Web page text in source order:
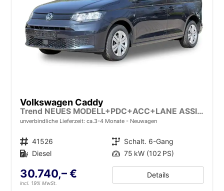
Volkswagen Caddy
Trend NEUES MODELL+PDC+ACC+LANE ASSIST
unverbindliche Lieferzeit: ca.3-4 Monate Neuwagen
Fahrzeugnr. 41526 Getriebe Schalt. 6-Gang
Kraftstoff Diesel Leistung 75 kW (102 PS)
30.740,– €
incl. 19% MwSt.
Details